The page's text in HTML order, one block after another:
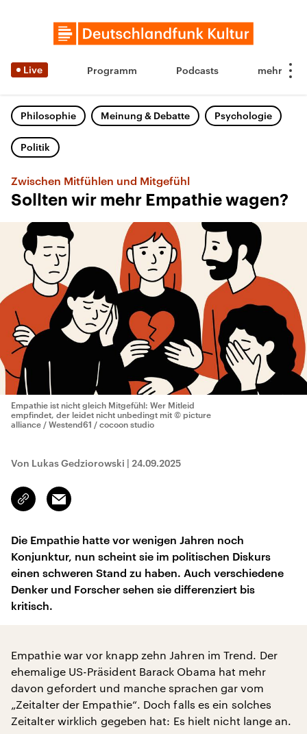
Live Programm Podcasts
Philosophie Meinung & Debatte Psychologie
Politik
Zwischen Mitfühlen und Mitgefühl
Sollten wir mehr Empathie wagen?
Empathie ist nicht gleich Mitgefühl: Wer Mitleid
empfindet, der leidet nicht unbedingt mit © picture
alliance / Westend61 / cocoon studio
Von Lukas Gedziorowski | 24.09.2025
Link
kopieren/teilen
Email
Die Empathie hatte vor wenigen Jahren noch
Konjunktur, nun scheint sie im politischen Diskurs
einen schweren Stand zu haben. Auch verschiedene
Denker und Forscher sehen sie differenziert bis
kritisch.
Empathie war vor knapp zehn Jahren im Trend. Der
ehemalige US-Präsident Barack Obama hat mehr
davon gefordert und manche sprachen gar vom
„Zeitalter der Empathie“. Doch falls es ein solches
Zeitalter wirklich gegeben hat: Es hielt nicht lange an.